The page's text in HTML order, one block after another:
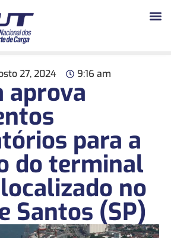
27, 2024 9:16 am
aprova
para a
do terminal
no
Santos (SP)